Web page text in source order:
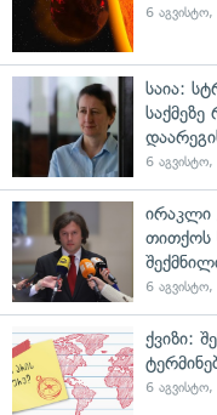
6
საია:
6
ირაკლი
თითქოს
6
ქვიზი:
6